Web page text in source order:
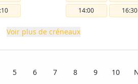
14:00
16:30
Voir plus de créneaux
5 6 7 8 9 10